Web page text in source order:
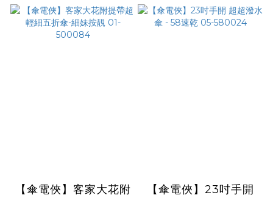
【傘電俠】客家大花附
【傘電俠】23吋手開